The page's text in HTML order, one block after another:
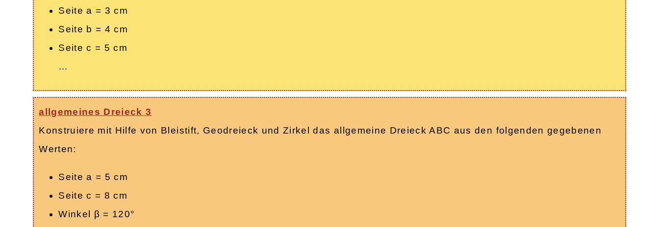
Seite a = 3 cm
Seite b = 4 cm
Seite c = 5 cm
…
allgemeines Dreieck 3
Konstruiere mit Hilfe von Bleistift, Geodreieck und Zirkel das allgemeine Dreieck ABC aus den folgenden gegebenen
Werten:
Seite a = 5 cm
Seite c = 8 cm
Winkel β = 120°